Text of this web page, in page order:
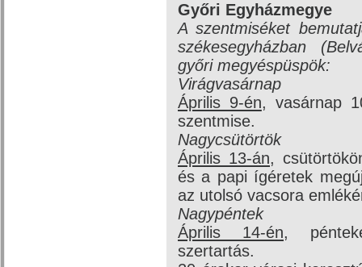
Győri Egyházmegye
A szentmiséket
székesegyházban
győri megyéspüspök:
Virágvasárnap
Április 9-én, vasárnap
szentmise.
Nagycsütörtök
Április 13-án,
és a papi ígéretek
az utolsó vacsora
Nagypéntek
Április 14-én,
szertartás.